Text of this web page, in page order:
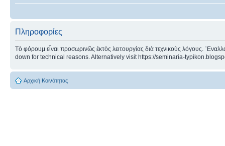
Πληροφορίες
Τὸ φόρουμ εἶναι προσωρινῶς ἐκτὸς λειτουργίας διὰ τεχνικοὺς λόγους.
down for technical reasons. Alternatively visit https://seminaria-
Αρχική Κοινότητας